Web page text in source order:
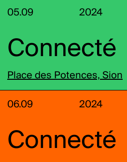
05.09 2024
Connecté
Place des Potences, Sion
06.09 2024
Connecté